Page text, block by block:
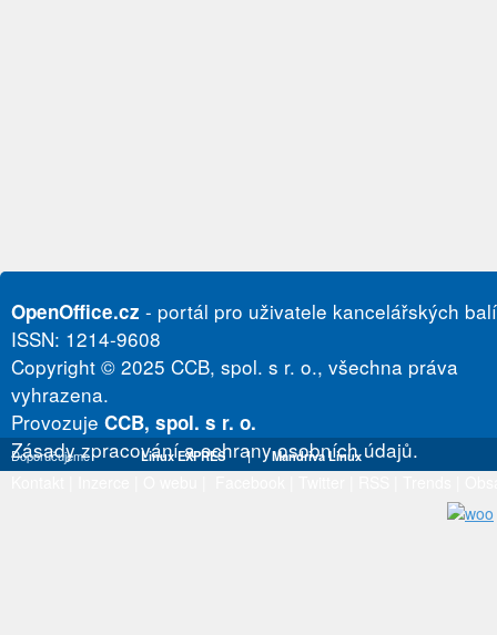
OpenOffice.cz - portál pro uživatele kancelářských
ISSN: 1214-9608
Copyright © 2025 CCB, spol. s r. o., všechna práva
vyhrazena.
Provozuje CCB, spol. s r. o.
Zásady zpracování a ochrany osobních údajů.
Doporučujeme Linux EXPRES | Mandriva Linux